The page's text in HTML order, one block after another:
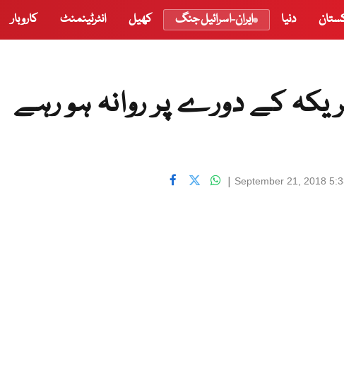
دنیا ایران-اسرائیل جنگ کھیل انٹرٹینمنٹ کاروبار
کے دورے پر روانہ ہو رہے
September 21, 2018
|